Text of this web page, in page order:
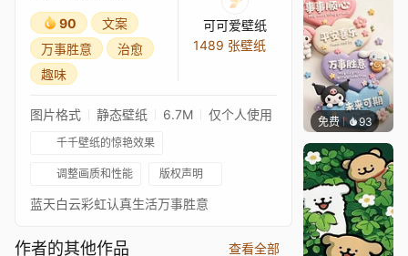
90
文案
万事胜意
治愈
趣味
可可爱壁纸
1489 张壁纸
图片格式 静态壁纸 6.7M 仅个人使用
千千壁纸的惊艳效果
调整画质和性能 版权声明
蓝天白云彩虹认真生活万事胜意
作者的其他作品 查看全部
免费 93与李